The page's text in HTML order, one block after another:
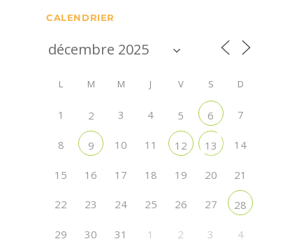
CALENDRIER
L M M J V S D
1 2 3 4 5 6 7
8 9 10 11 12 13 14
15 16 17 18 19 20 21
22 23 24 25 26 27 28
29 30 31 1 2 3 4